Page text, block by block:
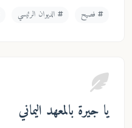
فصيح الديوان الرئيسي
يا جيرة بالمعهد اليماني